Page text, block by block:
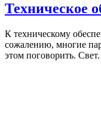
Техническое
К техническому
сожалению, многие
этом поговорить.